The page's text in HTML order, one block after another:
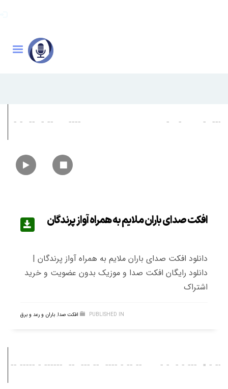
افکت صدای باران ملایم به همراه آواز پرندگان
دانلود افکت صدای باران ملایم به همراه آواز پرندگان |
دانلود رایگان افکت صدا و موزیک بدون عضویت و خرید
اشتراک
PUBLISHED IN افکت صدا, باران و رعد و برق